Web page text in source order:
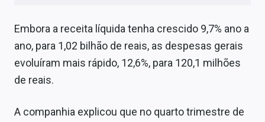
Embora a receita líquida tenha crescido 9,7% ano a
ano, para 1,02 bilhão de reais, as despesas gerais
evoluíram mais rápido, 12,6%, para 120,1 milhões
de reais.
A companhia explicou que no quarto trimestre de